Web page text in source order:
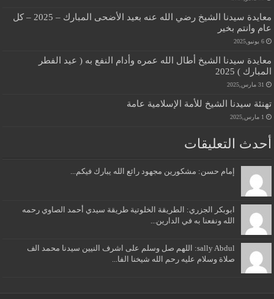
معايدة سيدنا الشيخ رضي الله عنه بعيد الأضحى المبارك – 2025 – كل
عام وانتم بخير
6 يونيو,2025
معايدة سيدنا الشيخ أطال الله عمره وأدام النفع به ( عيد الفطر
المبارك ) 2025
31 مارس,2025
تهنئة سيدنا الشيخ للأمة الإسلامية عامة
1 مارس,2025
أحدث التعليقات
إمام حسن: مشكورين مجهود رائع الله يبارك فيكم...
ابوبكر الجزري: الطريقة الخلوتية طريقة سيدي أحمد الصاوي رحمه
الله ونفعنا به في الدارين...
sally Abdul: اللهم صل وسلم على اشرف النيين سيدنا محمد الف
صلاة وسلام عليه رحم الله شيخنا الفا...